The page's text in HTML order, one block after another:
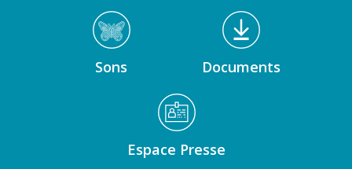
Sons Documents
Espace Presse